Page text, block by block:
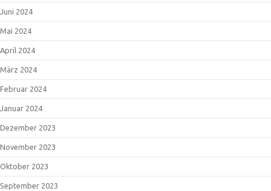
Juni 2024
Mai 2024
April 2024
März 2024
Februar 2024
Januar 2024
Dezember 2023
November 2023
Oktober 2023
September 2023